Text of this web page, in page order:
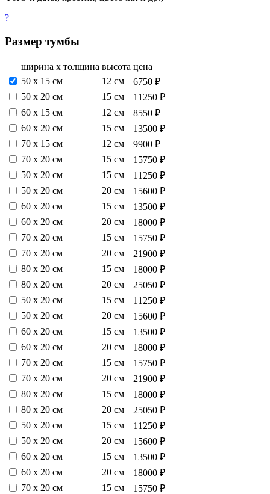
?
Размер тумбы
ширина х толщина высота цена
50 х 15 см
12 см
6750 ₽
50 х 20 см
15 см
11250 ₽
60 х 15 см
12 см
8550 ₽
60 х 20 см
15 см
13500 ₽
70 х 15 см
12 см
9900 ₽
70 х 20 см
15 см
15750 ₽
50 х 20 см
15 см
11250 ₽
50 х 20 см
20 см
15600 ₽
60 х 20 см
15 см
13500 ₽
60 х 20 см
20 см
18000 ₽
70 х 20 см
15 см
15750 ₽
70 х 20 см
20 см
21900 ₽
80 х 20 см
15 см
18000 ₽
80 х 20 см
20 см
25050 ₽
50 х 20 см
15 см
11250 ₽
50 х 20 см
20 см
15600 ₽
60 х 20 см
15 см
13500 ₽
60 х 20 см
20 см
18000 ₽
70 х 20 см
15 см
15750 ₽
70 х 20 см
20 см
21900 ₽
80 х 20 см
15 см
18000 ₽
80 х 20 см
20 см
25050 ₽
50 х 20 см
15 см
11250 ₽
50 х 20 см
20 см
15600 ₽
60 х 20 см
15 см
13500 ₽
60 х 20 см
20 см
18000 ₽
70 х 20 см
15 см
15750 ₽